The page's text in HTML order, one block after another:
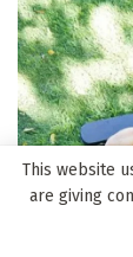
This website
are giving